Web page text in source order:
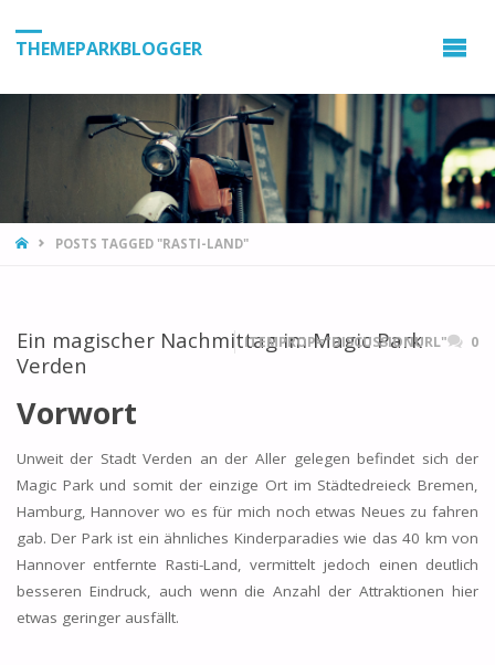
THEMEPARKBLOGGER
HOMEPOSTS TAGGED "RASTI-LAND"
Ein magischer Nachmittag im Magic Park
Verden
ITEMPROP="DISCUSSIONURL" 0
Vorwort
Unweit der Stadt Verden an der Aller gelegen befindet sich der
Magic Park und somit der einzige Ort im Städtedreieck Bremen,
Hamburg, Hannover wo es für mich noch etwas Neues zu fahren
gab. Der Park ist ein ähnliches Kinderparadies wie das 40 km von
Hannover entfernte Rasti-Land, vermittelt jedoch einen deutlich
besseren Eindruck, auch wenn die Anzahl der Attraktionen hier
etwas geringer ausfällt.